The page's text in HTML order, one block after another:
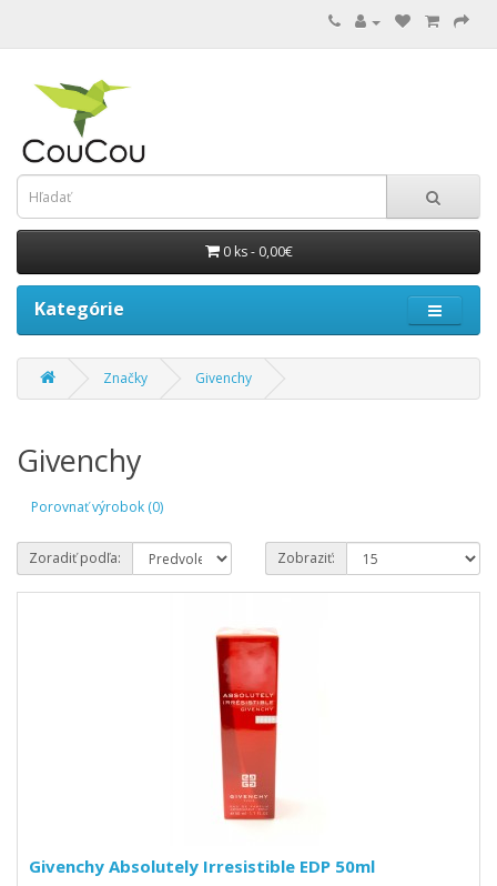
0 ks - 0,00€
Kategórie
Značky Givenchy
Givenchy
Porovnať výrobok (0)
Zoradiť podľa: Zobraziť:
Givenchy Absolutely Irresistible EDP 50ml